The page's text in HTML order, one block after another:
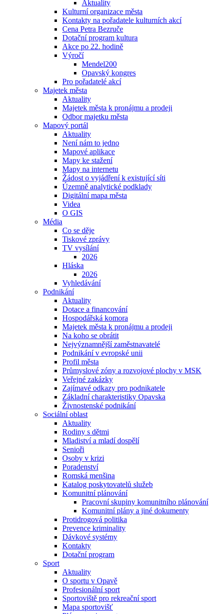
Aktuality
Kulturní organizace města
Kontakty na pořadatele kulturních akcí
Cena Petra Bezruče
Dotační program kultura
Akce po 22. hodině
Výročí
Mendel200
Opavský kongres
Pro pořadatelé akcí
Majetek města
Aktuality
Majetek města k pronájmu a prodeji
Odbor majetku města
Mapový portál
Aktuality
Není nám to jedno
Mapové aplikace
Mapy ke stažení
Mapy na internetu
Žádost o vyjádření k existující síti
Územně analytické podklady
Digitální mapa města
Videa
O GIS
Média
Co se děje
Tiskové zprávy
TV vysílání
2026
Hláska
2026
Vyhledávání
Podnikání
Aktuality
Dotace a financování
Hospodářská komora
Majetek města k pronájmu a prodeji
Na koho se obrátit
Nejvýznamnější zaměstnavatelé
Podnikání v evropské unii
Profil města
Průmyslové zóny a rozvojové plochy v MSK
Veřejné zakázky
Zajímavé odkazy pro podnikatele
Základní charakteristiky Opavska
Živnostenské podnikání
Sociální oblast
Aktuality
Rodiny s dětmi
Mladiství a mladí dospělí
Senioři
Osoby v krizi
Poradenství
Romská menšina
Katalog poskytovatelů služeb
Komunitní plánování
Pracovní skupiny komunitního plánování
Komunitní plány a jiné dokumenty
Protidrogová politika
Prevence kriminality
Dávkové systémy
Kontakty
Dotační program
Sport
Aktuality
O sportu v Opavě
Profesionální sport
Sportoviště pro rekreační sport
Mapa sportovišť